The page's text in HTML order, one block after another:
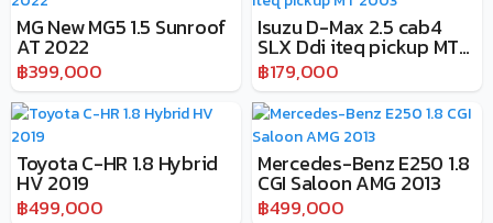
MG New MG5 1.5 Sunroof
AT 2022
฿399,000
Isuzu D-Max 2.5 cab4
SLX Ddi iteq pickup MT
2003
฿179,000
Toyota C-HR 1.8 Hybrid
HV 2019
฿499,000
Mercedes-Benz E250 1.8
CGI Saloon AMG 2013
฿499,000